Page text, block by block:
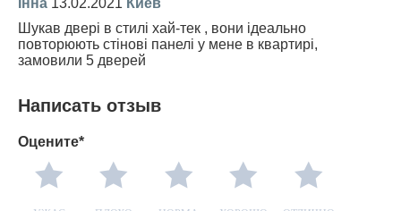
Інна 13.02.2021 Киев
Шукав двері в стилі хай-тек , вони ідеально
повторюють стінові панелі у мене в квартирі,
замовили 5 дверей
Написать отзыв
Оцените*